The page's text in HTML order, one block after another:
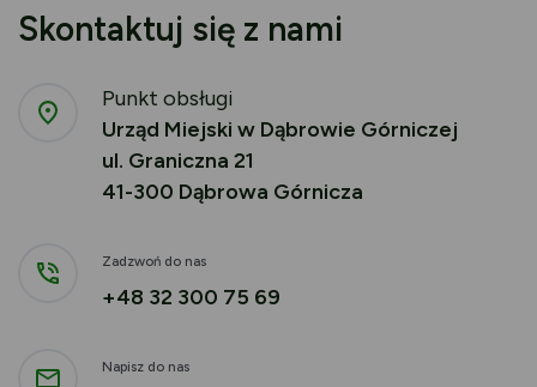
Skontaktuj się z nami
Punkt obsługi
Urząd Miejski w Dąbrowie Górniczej
ul. Graniczna 21
41-300 Dąbrowa Górnicza
Zadzwoń do nas
+48 32 300 75 69
Napisz do nas